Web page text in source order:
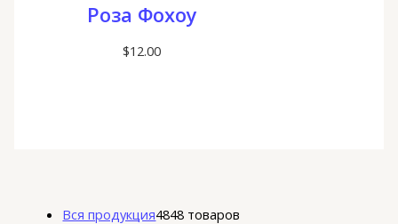
Роза Фохоу
$12.00
Вся продукция4848 товаров